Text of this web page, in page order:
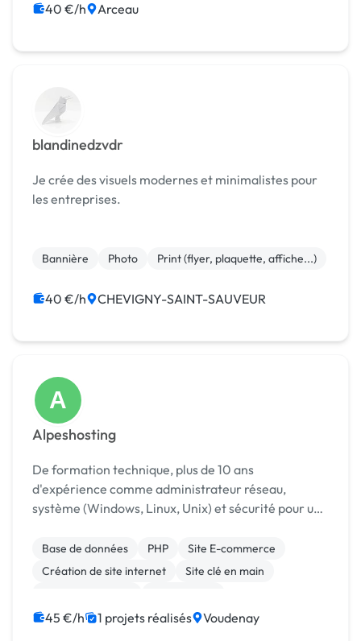
40 €/h Arceau
blandinedzvdr
Je crée des visuels modernes et minimalistes pour
les entreprises.
Bannière Photo Print (flyer, plaquette, affiche...)
40 €/h CHEVIGNY-SAINT-SAUVEUR
A
Alpeshosting
De formation technique, plus de 10 ans
d'expérience comme administrateur réseau,
système (Windows, Linux, Unix) et sécurité pour un
serveurs - 7 sites + le Siège). Chef d'entreprise
depuis juin...
Base de données PHP
Site E-commerce
Création de site internet
Site clé en main
Infrastructure et réseaux
Sécurité Publicité
45 €/h 1 projets réalisés Voudenay